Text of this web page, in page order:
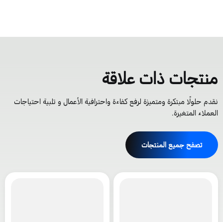
ذات علاقة
حلولًا مبتكرة ومتميزة لرفع كفاءة واحترافية الأعمال و تلبية احتياجات
المتغيرة.
تصفح جميع المنتجات